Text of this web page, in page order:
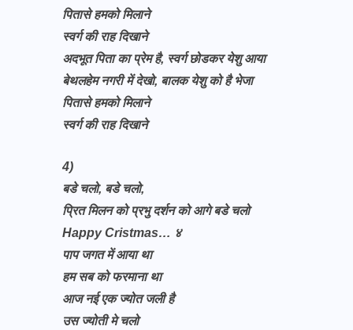
पितासे हमको मिलाने
स्वर्ग की राह दिखाने
अदभूत पिता का प्रेम है, स्वर्ग छोडकर येशु आया
बेथलहेम नगरी में देखो, बालक येशु को है भेजा
पितासे हमको मिलाने
स्वर्ग की राह दिखाने
4)
बडे चलो, बडे चलो,
प्रित मिलन को प्रभु दर्शन को आगे बडे चलो
Happy Cristmas… ४
पाप जगत में आया था
हम सब को फरमाना था
आज नई एक ज्योत जली है
उस ज्योती मे चलो